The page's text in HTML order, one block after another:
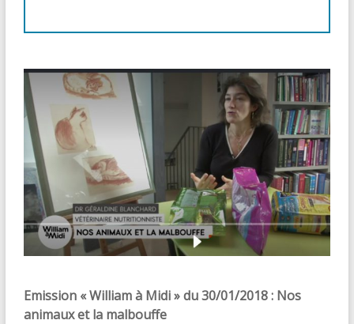
Emission « William à Midi » du 30/01/2018 : Nos
animaux et la malbouffe